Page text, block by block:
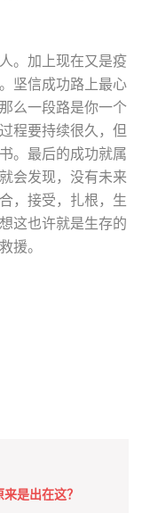
。加上现在又是疫
坚信成功路上最心
么一段路是你一个
程要持续很久，但
。最后的成功就属
会发现，没有未来
，接受，扎根，生
这也许就是生存的
援。
是出在这？